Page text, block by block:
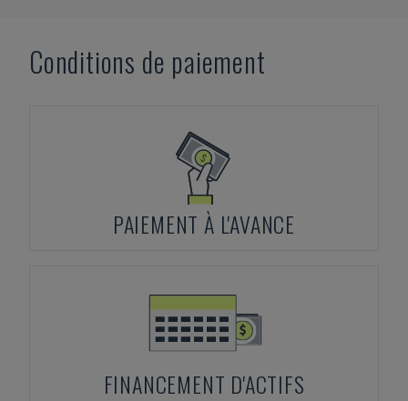
Conditions de paiement
PAIEMENT À L'AVANCE
FINANCEMENT D'ACTIFS